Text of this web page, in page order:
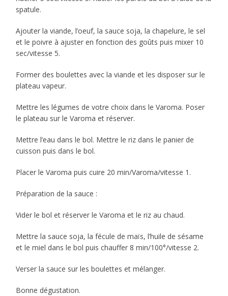
spatule.
Ajouter la viande, l’oeuf, la sauce soja, la chapelure, le sel
et le poivre à ajuster en fonction des goûts puis mixer 10
sec/vitesse 5.
Former des boulettes avec la viande et les disposer sur le
plateau vapeur.
Mettre les légumes de votre choix dans le Varoma. Poser
le plateau sur le Varoma et réserver.
Mettre l’eau dans le bol. Mettre le riz dans le panier de
cuisson puis dans le bol.
Placer le Varoma puis cuire 20 min/Varoma/vitesse 1.
Préparation de la sauce :
Vider le bol et réserver le Varoma et le riz au chaud.
Mettre la sauce soja, la fécule de maïs, l’huile de sésame
et le miel dans le bol puis chauffer 8 min/100°/vitesse 2.
Verser la sauce sur les boulettes et mélanger.
Bonne dégustation.